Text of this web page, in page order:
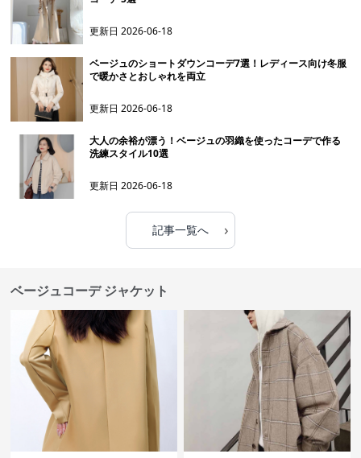
更新日2026-06-18
ベージュのショートダウンコーデ7選！レディース向け冬服
で暖かさとおしゃれを両立
更新日2026-06-18
大人の余裕が漂う！ベージュの羽織を使ったコーデで作る
洗練スタイル10選
更新日2026-06-18
記事一覧へ ›
ベージュコーデ ジャケット